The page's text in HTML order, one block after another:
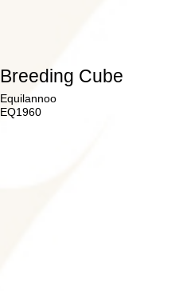
Breeding Cube
Equilannoo
EQ1960